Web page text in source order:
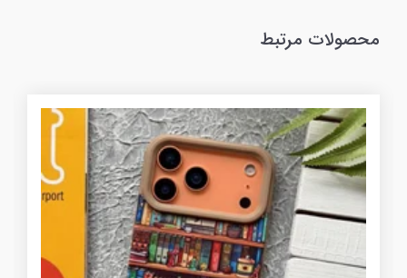
محصولات مرتبط